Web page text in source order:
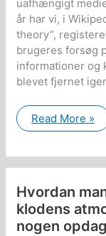
uafhængigt
år har vi, i
theory”,
brugeres forsøg
informationer og
blevet fjernet
Manipulation
af
alvorlig
forbrydelse
Read More »
Hvordan
klodens
nogen